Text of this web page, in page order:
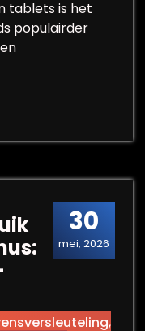
tablets is het
populairder
Jouw
30
mei, 2026
,